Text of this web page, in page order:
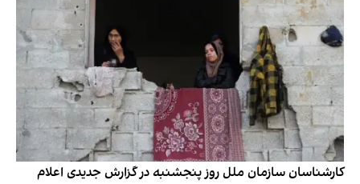
کارشناسان سازمان ملل روز پنجشنبه در گزارش جدیدی اعلام